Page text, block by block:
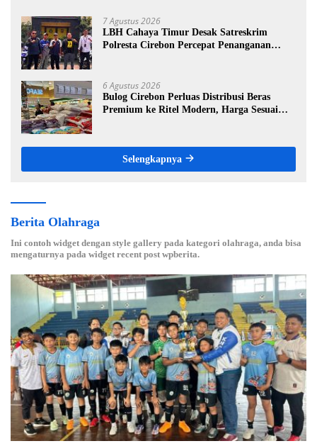
7 Agustus 2026
LBH Cahaya Timur Desak Satreskrim
Polresta Cirebon Percepat Penanganan
6 Agustus 2026
Bulog Cirebon Perluas Distribusi Beras
Premium ke Ritel Modern, Harga Sesuai
Selengkapnya
Berita Olahraga
Ini contoh widget dengan style gallery pada kategori olahraga, anda bisa
mengaturnya pada widget recent post wpberita.